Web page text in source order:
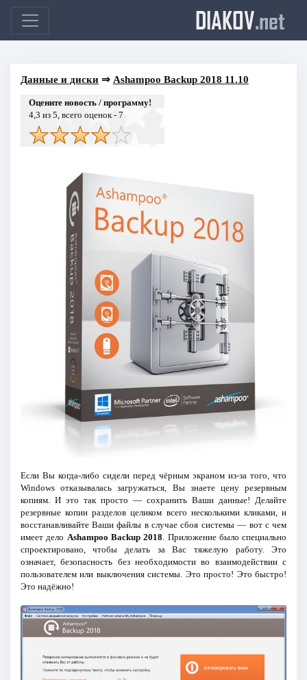
DIAKOV.net
Данные и диски⇒ Ashampoo Backup 2018 11.10
Оцените новость / программу!
4,3 из 5, всего оценок - 7
Если Вы когда-либо сидели перед чёрным экраном из-за того, что
Windows отказывалась загружаться, Вы знаете цену резервным
копиям. И это так просто — сохранить Ваши данные! Делайте
резервные копии разделов целиком всего несколькими кликами, и
восстанавливайте Ваши файлы в случае сбоя системы — вот с чем
имеет дело Ashampoo Backup 2018. Приложение было специально
спроектировано, чтобы делать за Вас тяжелую работу. Это
означает, безопасность без необходимости во взаимодействии с
пользователем или выключения системы. Это просто! Это быстро!
Это надёжно!